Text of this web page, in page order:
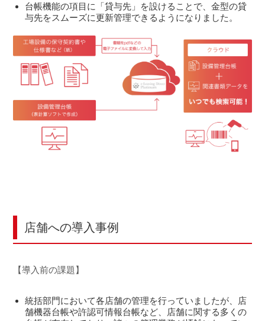
台帳機能の項目に「貸与先」を設けることで、金型の貸
与先をスムーズに更新管理できるようになりました。
店舗への導入事例
【導入前の課題】
統括部門において各店舗の管理を行っていましたが、店
舗機器台帳や許認可情報台帳など、店舗に関する多くの